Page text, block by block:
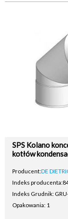
SPS Kolano
kotłów
Producent:DE
Indeks producenta:
Indeks Grudnik:
Opakowania: 1